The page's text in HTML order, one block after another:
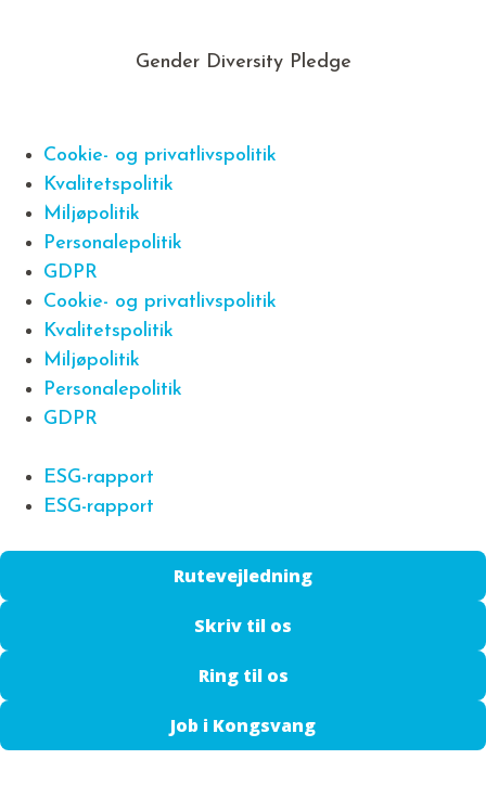
Gender Diversity Pledge
Cookie- og privatlivspolitik
Kvalitetspolitik
Miljøpolitik
Personalepolitik
GDPR
Cookie- og privatlivspolitik
Kvalitetspolitik
Miljøpolitik
Personalepolitik
GDPR
ESG-rapport
ESG-rapport
Rutevejledning
Skriv til os
Ring til os
Job i Kongsvang